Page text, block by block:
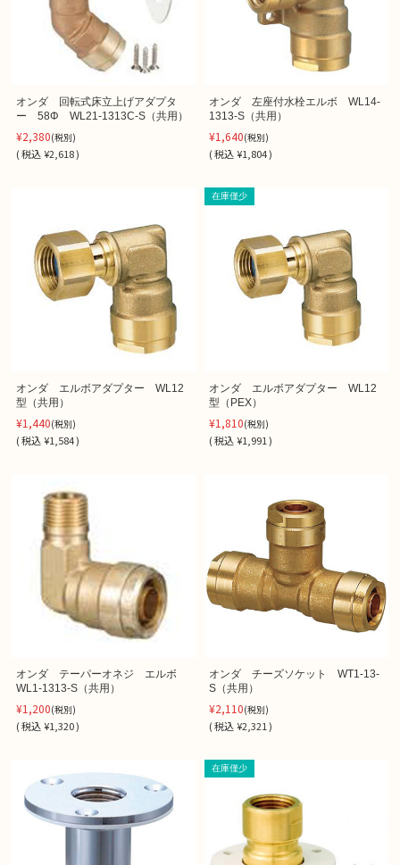
オンダ 回転式床立上げアダプタ
ー 58Φ WL21-1313C-S（共用）
¥2,380(税別)
(税込¥2,618 )
オンダ 左座付水栓エルボ WL14-
1313-S（共用）
¥1,640(税別)
(税込 ¥1,804 )
オンダ エルボアダプター WL12
型（共用）
¥1,440(税別)
(税込¥1,584 )
在庫僅少
オンダ エルボアダプター WL12
型（PEX）
¥1,810(税別)
(税込 ¥1,991 )
オンダ テーパーオネジ エルボ
WL1-1313-S（共用）
¥1,200(税別)
(税込¥1,320 )
オンダ チーズソケット WT1-13-
S（共用）
¥2,110(税別)
(税込 ¥2,321 )
在庫僅少